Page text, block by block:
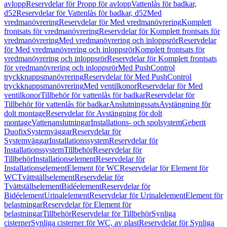
avloppReservdelar för Propp för avloppVattenlås för badkar,
d52Reservdelar för Vattenlås för badkar, d52Med
vredmanövreringReservdelar för Med vredmanövreringKomplett
frontsats för vredmanövreringReservdelar för Komplett frontsats för
vredmanövreringMed vredmanövrering och inloppsrörReservdelar
för Med vredmanövrering och inloppsrörKomplett frontsats för
vredmanövrering och inloppsrörReservdelar för Komplett frontsats
för vredmanövrering och inloppsrörMed PushControl
tryckknappsmanövreringReservdelar för Med PushControl
tryckknappsmanövreringMed ventilkonorReservdelar för Med
ventilkonorTillbehör för vattenlås för badkarReservdelar för
Tillbehör för vattenlås för badkarAnslutningssatsAvstängning för
dolt montageReservdelar för Avstängning för dolt
montageVattenanslutningarInstallations- och spolsystemGeberit
DuofixSystemväggarReservdelar för
SystemväggarInstallationssystemReservdelar för
InstallationssystemTillbehörReservdelar för
TillbehörInstallationselementReservdelar för
InstallationselementElement för WCReservdelar för Element för
WCTvättställselementReservdelar för
TvättställselementBidéelementReservdelar för
BidéelementUrinalelementReservdelar för UrinalelementElement för
belastningarReservdelar för Element för
belastningarTillbehörReservdelar för TillbehörSynliga
cisternerSynliga cisterner för WC, av plastReservdelar för Synliga